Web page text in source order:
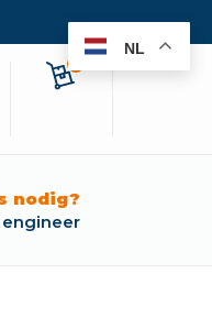
nodig?
engineer
NL